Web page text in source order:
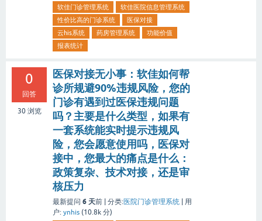
软佳门诊管理系统
软佳医院信息管理系统
性价比高的门诊系统
医保对接
云his系统
药房管理系统
功能价值
报表统计
0
回答
30浏览
医保对接无小事：软佳如何帮
诊所规避90%违规风险，您的
门诊有遇到过医保违规问题
吗？主要是什么类型，如果有
一套系统能实时提示违规风
险，您会愿意使用吗，医保对
接中，您最大的痛点是什么：
政策复杂、技术对接，还是审
核压力
最新提问 6 天前 | 分类:医院门诊管理系统
用
户: ynhis (10.8k 分)